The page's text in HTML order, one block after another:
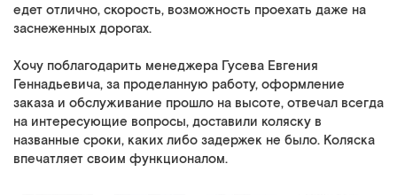
едет отлично, скорость, возможность проехать даже на
заснеженных дорогах.
Хочу поблагодарить менеджера Гусева Евгения
Геннадьевича, за проделанную работу, оформление
заказа и обслуживание прошло на высоте, отвечал всегда
на интересующие вопросы, доставили коляску в
названные сроки, каких либо задержек не было. Коляска
впечатляет своим функционалом.